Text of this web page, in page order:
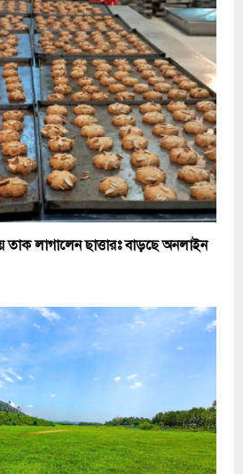
তাক লাগালেন ছাত্তারঃ বাড়ছে অনলাইন